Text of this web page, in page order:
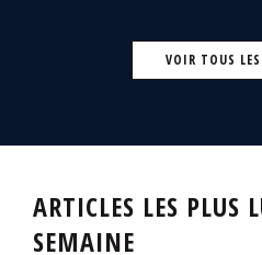
VOIR TOUS
ARTICLES LES PLUS
SEMAINE